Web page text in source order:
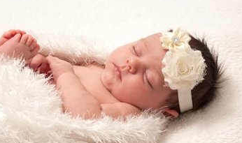
Fotograf in Suhl